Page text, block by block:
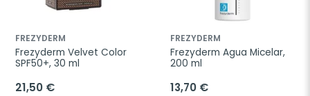
FREZYDERM
Frezyderm Velvet Color
SPF50+, 30 ml
21,50 €
FREZYDERM
Frezyderm Agua Micelar,
200 ml
13,70 €